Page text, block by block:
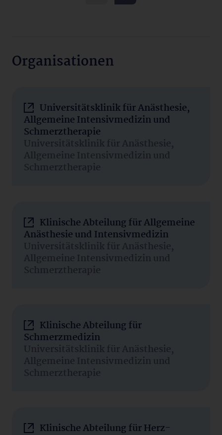
Organisationen
Universitätsklinik für Anästhesie,
Allgemeine Intensivmedizin und
Schmerztherapie
Universitätsklinik für Anästhesie,
Allgemeine Intensivmedizin und
Schmerztherapie
Klinische Abteilung für Allgemeine
Anästhesie und Intensivmedizin
Universitätsklinik für Anästhesie,
Allgemeine Intensivmedizin und
Schmerztherapie
Klinische Abteilung für
Schmerzmedizin
Universitätsklinik für Anästhesie,
Allgemeine Intensivmedizin und
Schmerztherapie
Klinische Abteilung für Herz-